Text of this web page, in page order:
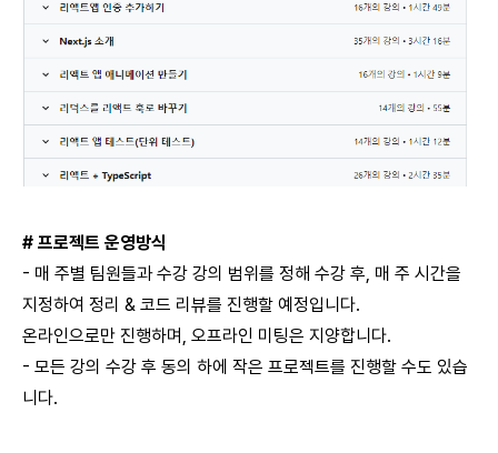
# 프로젝트 운영방식
- 매 주별 팀원들과 수강 강의 범위를 정해 수강 후, 매 주 시간을
지정하여 정리 & 코드 리뷰를 진행할 예정입니다.
온라인으로만 진행하며, 오프라인 미팅은 지양합니다.
- 모든 강의 수강 후 동의 하에 작은 프로젝트를 진행할 수도 있습
니다.